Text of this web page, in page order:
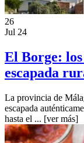
26
Jul 24
El Borge:
escapada
La provincia de
escapada
hasta el ... [ver más]